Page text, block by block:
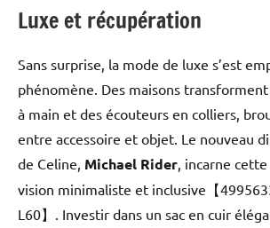
Luxe et récupération
Sans surprise, la mode de luxe s’est
phénomène. Des maisons
à main et des écouteurs en colliers,
entre accessoire et objet. Le nouveau
de Celine, Michael Rider , incarne
vision minimaliste et inclusive【
L60】. Investir dans un sac en cuir